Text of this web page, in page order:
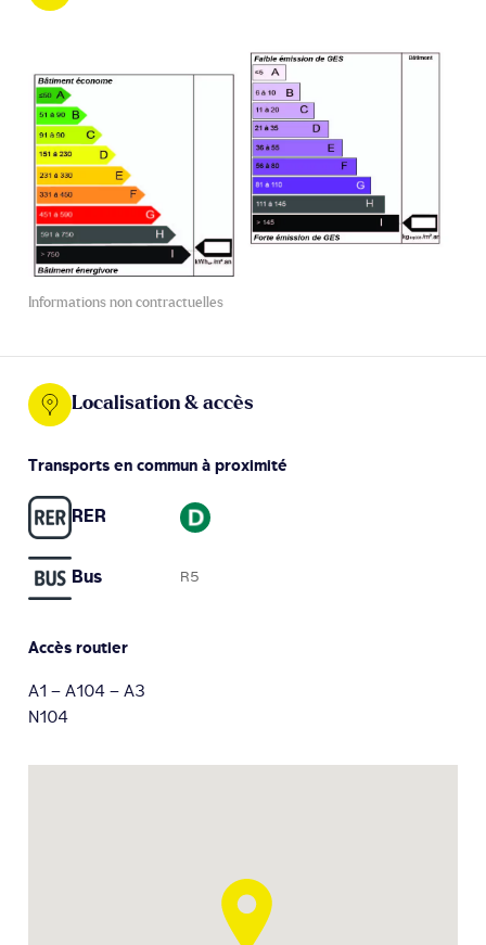
Informations non contractuelles
Localisation & accès
Transports en commun à proximité
RER
Bus R5
Accès routier
A1 – A104 – A3
N104